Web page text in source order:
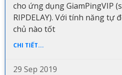
cho ứng dụng GiamPingVIP
RIPDELAY). Với tính năng tự
chủ nào tốt
CHI TIẾT...
29 Sep 2019